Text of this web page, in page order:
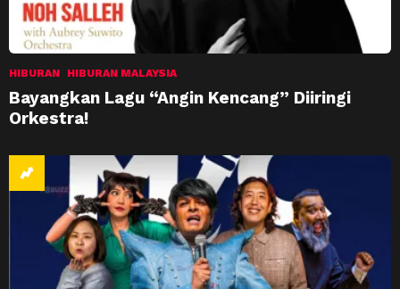
HIBURAN HIBURAN MALAYSIA
Bayangkan Lagu “Angin Kencang” Diiringi
Orkestra!